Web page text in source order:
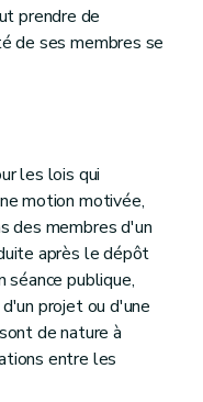
prendre de
de ses membres se
les lois qui
motion motivée,
des membres d'un
après le dépôt
publique,
projet ou d'une
de nature à
entre les